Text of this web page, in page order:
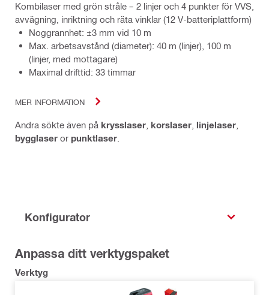
Kombilaser med grön stråle – 2 linjer och 4 punkter för VVS,
avvägning, inriktning och räta vinklar (12 V-batteriplattform)
Noggrannhet: ±3 mm vid 10 m
Max. arbetsavstånd (diameter): 40 m (linjer), 100 m
(linjer, med mottagare)
Maximal drifttid: 33 timmar
MER INFORMATION
Andra sökte även på krysslaser korslaser linjelaser
bygglaser or punktlaser
Konfigurator
Anpassa ditt verktygspaket
Verktyg